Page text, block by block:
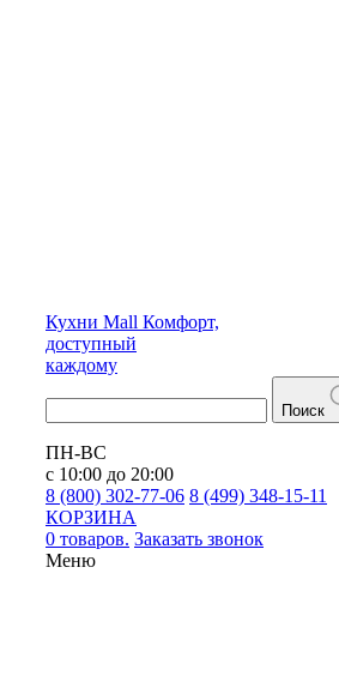
Кухни Mall Комфорт,
доступный
каждому
Поиск
ПН-ВС
с 10:00 до 20:00
8 (800) 302-77-06 8 (499) 348-15-11
КОРЗИНА
0 товаров. Заказать звонок
Меню